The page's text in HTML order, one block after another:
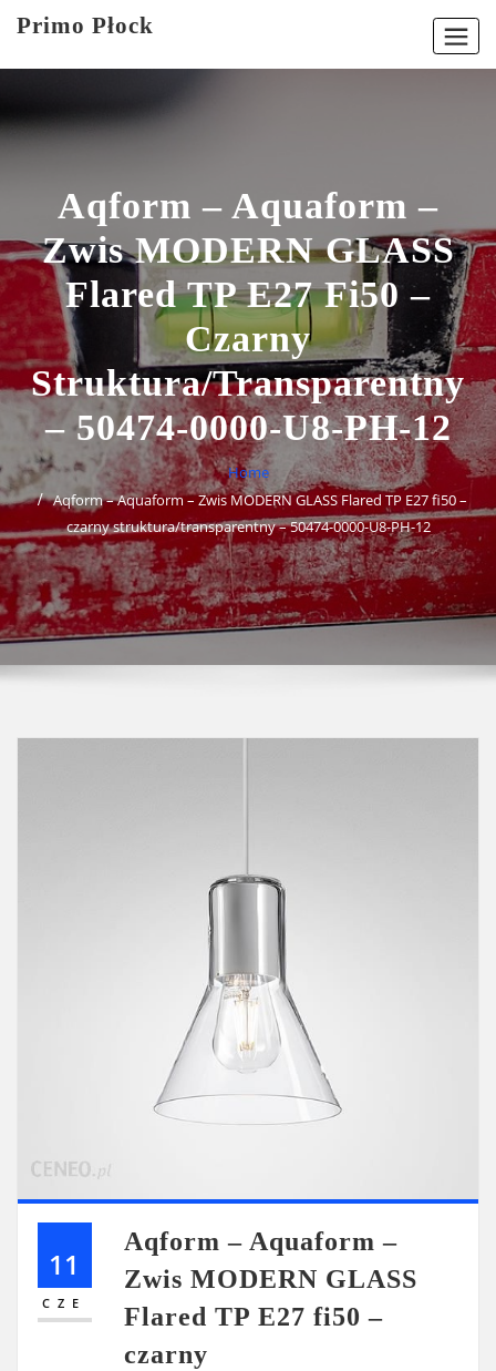
Primo Płock
Aqform – Aquaform –
Zwis MODERN GLASS
Flared TP E27 Fi50 –
Czarny
Struktura/transparentny
– 50474-0000-U8-PH-12
Home
Aqform – Aquaform – Zwis MODERN GLASS Flared TP E27 fi50 –
czarny struktura/transparentny – 50474-0000-U8-PH-12
11
CZE
Aqform – Aquaform –
Zwis MODERN GLASS
Flared TP E27 fi50 –
czarny